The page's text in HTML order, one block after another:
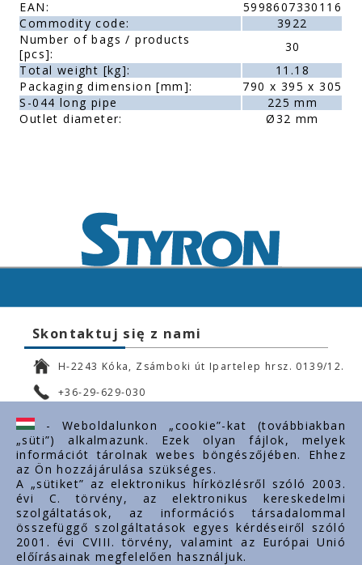
EAN:
5998607330116
Commodity code:
3922
Number of bags / products
[pcs]:
30
Total weight [kg]:
11.18
Packaging dimension [mm]:
790 x 395 x 305
S-044 long pipe
225 mm
Outlet diameter:
Ø32 mm
Skontaktuj się z nami
H-2243 Kóka, Zsámboki út Ipartelep hrsz. 0139/12.
+36-29-629-030
ertekesites@styron.hu
export@styron.hu
www.styron.hu
Important links
- Weboldalunkon „cookie”-kat (továbbiakban
„süti”) alkalmazunk. Ezek olyan fájlok, melyek
információt tárolnak webes böngészőjében. Ehhez
az Ön hozzájárulása szükséges.
A „sütiket” az elektronikus hírközlésről szóló 2003.
évi C. törvény, az elektronikus kereskedelmi
szolgáltatások, az információs társadalommal
összefüggő szolgáltatások egyes kérdéseiről szóló
2001. évi CVIII. törvény, valamint az Európai Unió
előírásainak megfelelően használjuk.